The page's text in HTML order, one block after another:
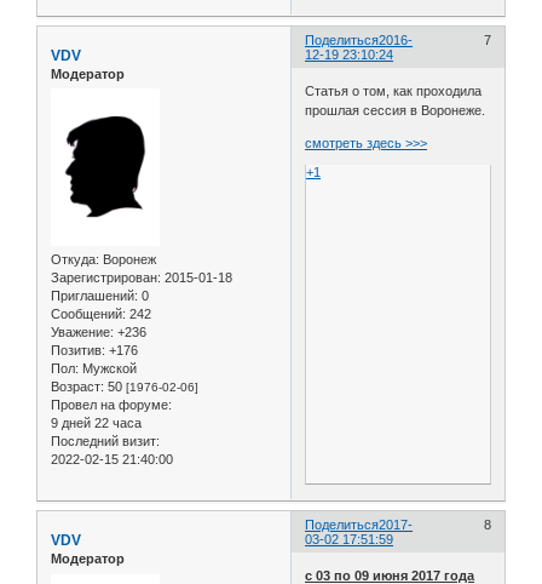
Поделиться 7
2016-
12-19 23:10:24
VDV
Модератор
Откуда: Воронеж
Зарегистрирован: 2015-01-18
Приглашений: 0
Сообщений: 242
Уважение: +236
Позитив: +176
Пол: Мужской
Возраст: 50 [1976-02-06]
Провел на форуме:
9 дней 22 часа
Последний визит:
2022-02-15 21:40:00
Статья о том, как проходила
прошлая сессия в Воронеже.
смотреть здесь >>>
+1
Поделиться 8
2017-
03-02 17:51:59
VDV
Модератор
с 03 по 09 июня 2017 года